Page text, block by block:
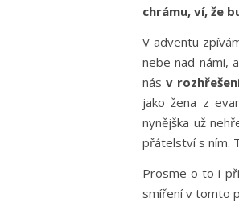
chrámu, ví, že
V adventu
nebe nad námi,
nás v
jako žena z
nynějška už
přátelství s ním.
Prosme o to i
smíření v tomto